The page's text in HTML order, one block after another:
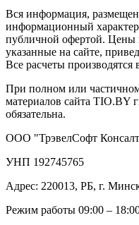
Вся информация,
информационный
публичной офертой.
указанные на сайте,
Все расчеты производятся
При полном или
материалов сайта TIO.BY
обязательна.
ООО "ТрэвелСофт
УНП 192745765
Адрес: 220013, РБ, г.
Режим работы 09:00 –